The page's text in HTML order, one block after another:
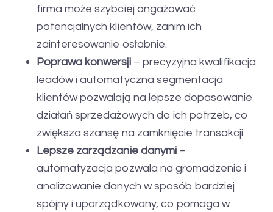
firma może szybciej angażować
potencjalnych klientów, zanim ich
zainteresowanie osłabnie.
Poprawa konwersji– precyzyjna kwalifikacja
leadów i automatyczna segmentacja
klientów pozwalają na lepsze dopasowanie
działań sprzedażowych do ich potrzeb, co
zwiększa szansę na zamknięcie transakcji.
Lepsze zarządzanie danymi–
automatyzacja pozwala na gromadzenie i
analizowanie danych w sposób bardziej
spójny i uporządkowany, co pomaga w